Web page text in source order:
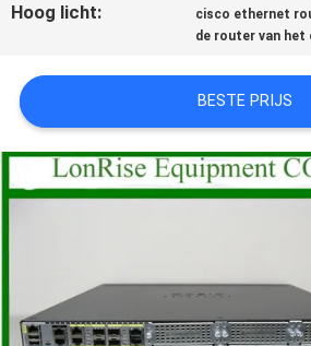
NIEUWS
GEVALLEN
SITEMAP
Hoog licht: cisco ethernet
de router van
BESTE PRIJS